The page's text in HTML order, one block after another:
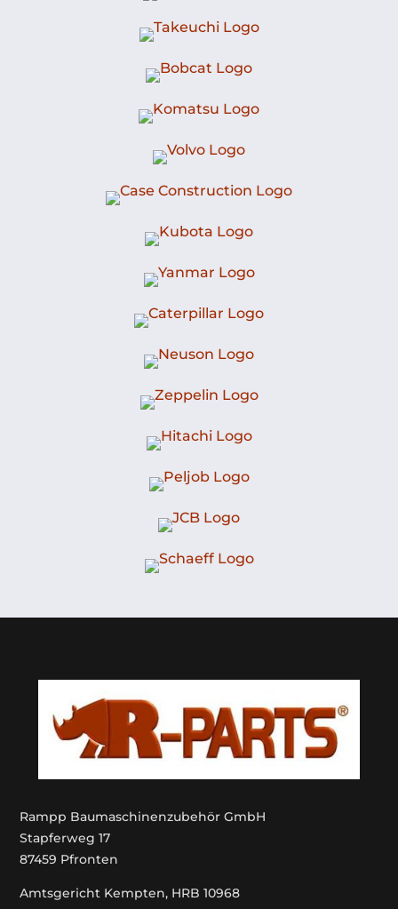
Rampp Baumaschinenzubehör GmbH
Stapferweg 17
87459 Pfronten
Amtsgericht Kempten, HRB 10968